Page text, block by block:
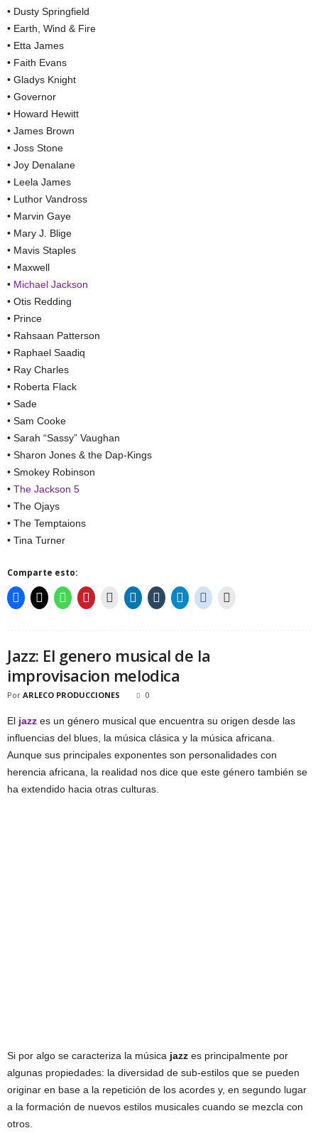
• Dusty Springfield
• Earth, Wind & Fire
• Etta James
• Faith Evans
• Gladys Knight
• Governor
• Howard Hewitt
• James Brown
• Joss Stone
• Joy Denalane
• Leela James
• Luthor Vandross
• Marvin Gaye
• Mary J. Blige
• Mavis Staples
• Maxwell
• Michael Jackson
• Otis Redding
• Prince
• Rahsaan Patterson
• Raphael Saadiq
• Ray Charles
• Roberta Flack
• Sade
• Sam Cooke
• Sarah “Sassy” Vaughan
• Sharon Jones & the Dap-Kings
• Smokey Robinson
• The Jackson 5
• The Ojays
• The Temptaions
• Tina Turner
Comparte esto:
Jazz: El genero musical de la
improvisacion melodica
Por ARLECO PRODUCCIONES 0
El jazz es un género musical que encuentra su origen desde las
influencias del blues, la música clásica y la música africana.
Aunque sus principales exponentes son personalidades con
herencia africana, la realidad nos dice que este género también se
ha extendido hacia otras culturas.
Si por algo se caracteriza la música jazz es principalmente por
algunas propiedades: la diversidad de sub-estilos que se pueden
originar en base a la repetición de los acordes y, en segundo lugar
a la formación de nuevos estilos musicales cuando se mezcla con
otros.